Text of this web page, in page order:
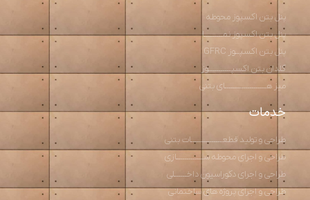
پنل بتن اکسپوز محوطه
پنل بتن اکسپوز نمـــــــــا
پنل بتن اکسپــوز GFRC
گلدان بتن اکسپـــــــــــوز
میز هــــــــــــــــــــای بتنی
خدمات
طراحی و تولید قطعـــــــــــــــات بتنی
طراحی و اجرای محوطه ســـــــــــــازی
طراحی و اجرای دکوراسیون داخــــــلی
طراحی و اجرای پروژه های ساختمانی